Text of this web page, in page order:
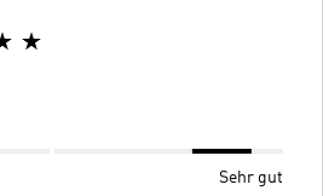
Sehr gut